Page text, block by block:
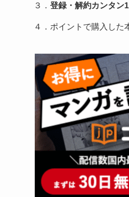
３． 登録・解約カンタン
４．ポイントで購入した